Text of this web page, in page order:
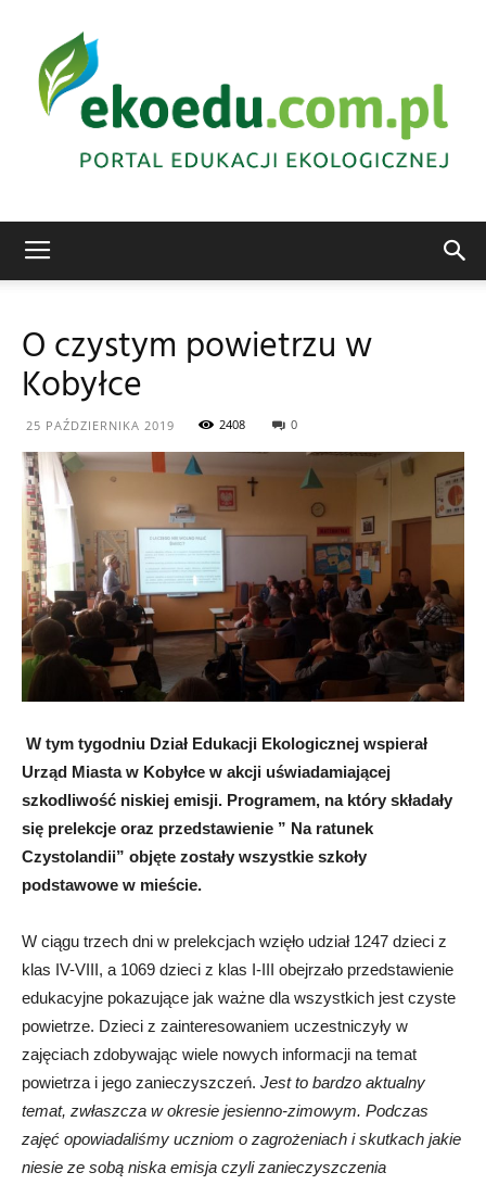
O czystym powietrzu w
Kobyłce
25 PAŹDZIERNIKA 2019 2408 0
W tym tygodniu Dział Edukacji Ekologicznej wspierał
Urząd Miasta w Kobyłce w akcji uświadamiającej
szkodliwość niskiej emisji. Programem, na który składały
się prelekcje oraz przedstawienie ” Na ratunek
Czystolandii” objęte zostały wszystkie szkoły
podstawowe w mieście.
W ciągu trzech dni w prelekcjach wzięło udział 1247 dzieci z
klas IV-VIII, a 1069 dzieci z klas I-III obejrzało przedstawienie
edukacyjne pokazujące jak ważne dla wszystkich jest czyste
powietrze. Dzieci z zainteresowaniem uczestniczyły w
zajęciach zdobywając wiele nowych informacji na temat
powietrza i jego zanieczyszczeń. Jest to bardzo aktualny
temat, zwłaszcza w okresie jesienno-zimowym. Podczas
zajęć opowiadaliśmy uczniom o zagrożeniach i skutkach jakie
niesie ze sobą niska emisja czyli zanieczyszczenia